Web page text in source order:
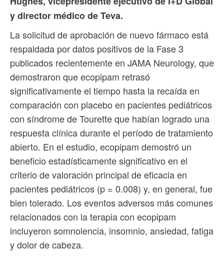
y director médico de Teva.
La solicitud de aprobación de nuevo fármaco está
respaldada por datos positivos de la Fase 3
publicados recientemente en JAMA Neurology, que
demostraron que ecopipam retrasó
significativamente el tiempo hasta la recaída en
comparación con placebo en pacientes pediátricos
con síndrome de Tourette que habían logrado una
respuesta clínica durante el período de tratamiento
abierto. En el estudio, ecopipam demostró un
beneficio estadísticamente significativo en el
criterio de valoración principal de eficacia en
pacientes pediátricos (p = 0.008) y, en general, fue
bien tolerado. Los eventos adversos más comunes
relacionados con la terapia con ecopipam
incluyeron somnolencia, insomnio, ansiedad, fatiga
y dolor de cabeza.